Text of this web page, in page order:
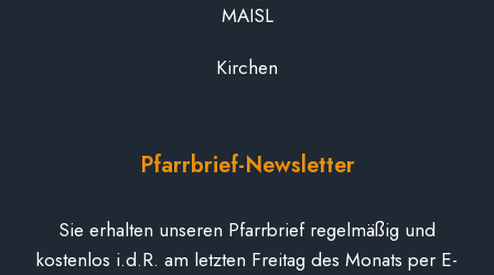
MAISL
Kirchen
Pfarrbrief-Newsletter
Sie erhalten unseren Pfarrbrief regelmäßig und
kostenlos i.d.R. am letzten Freitag des Monats per E-